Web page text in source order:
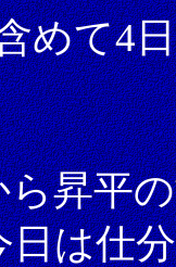
めて4
昇平
は仕